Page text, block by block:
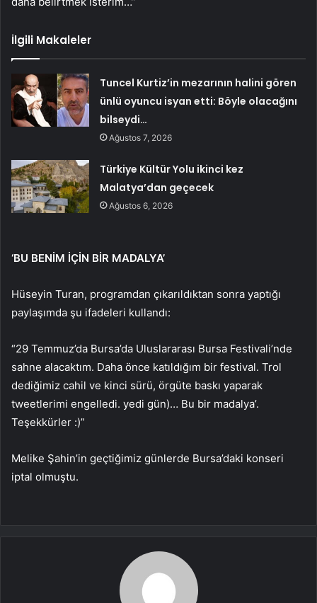
İlgili Makaleler
Tuncel Kurtiz’in mezarının halini gören
ünlü oyuncu isyan etti: Böyle olacağını
bilseydi…
Ağustos 7, 2026
Türkiye Kültür Yolu ikinci kez
Malatya’dan geçecek
Ağustos 6, 2026
‘BU BENİM İÇİN BİR MADALYA’
Hüseyin Turan, programdan çıkarıldıktan sonra yaptığı
paylaşımda şu ifadeleri kullandı:
“29 Temmuz’da Bursa’da Uluslararası Bursa Festivali’nde
sahne alacaktım. Daha önce katıldığım bir festival. Trol
dediğimiz cahil ve kinci sürü, örgüte baskı yaparak
tweetlerimi engelledi. yedi gün)… Bu bir madalya’.
Teşekkürler :)”
Melike Şahin’in geçtiğimiz günlerde Bursa’daki konseri
iptal olmuştu.